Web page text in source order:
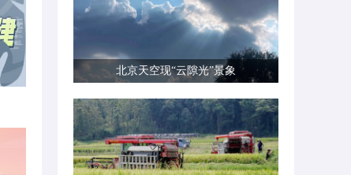
北京天空现“云隙光”景象